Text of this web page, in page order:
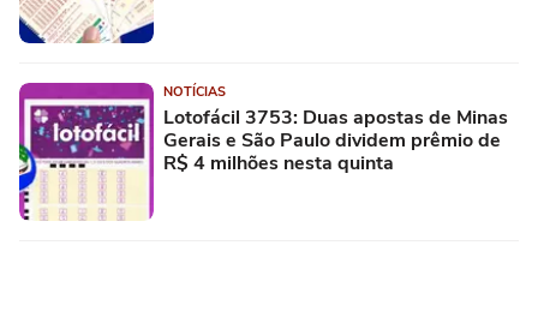
NOTÍCIAS
Lotofácil 3753: Duas apostas de Minas
Gerais e São Paulo dividem prêmio de
R$ 4 milhões nesta quinta